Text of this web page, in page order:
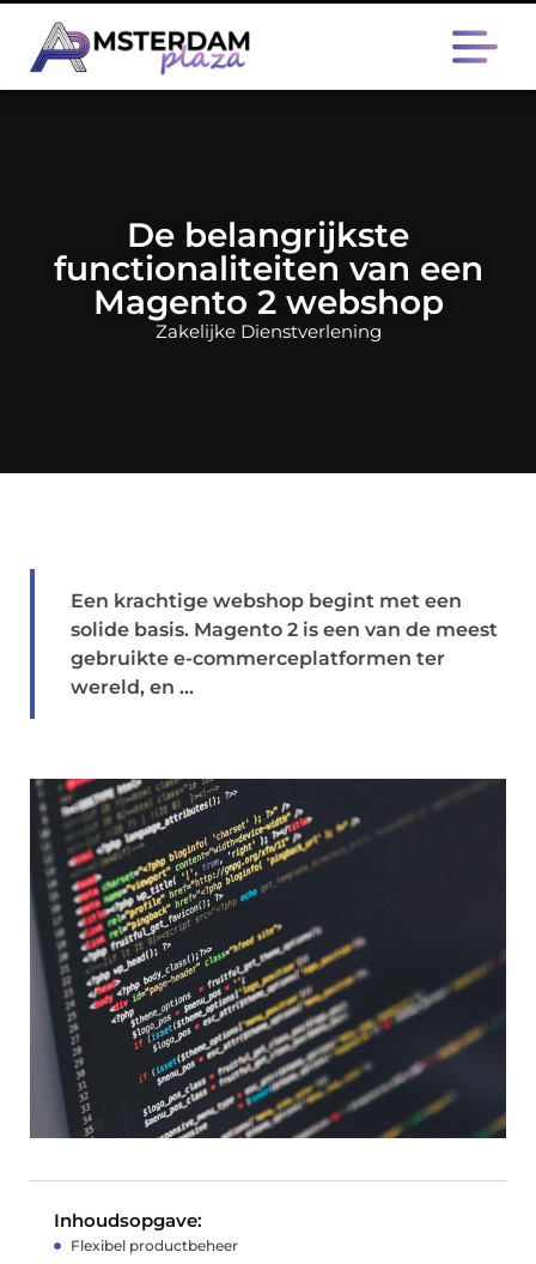
De belangrijkste
functionaliteiten van een
Magento 2 webshop
Zakelijke Dienstverlening
Een krachtige webshop begint met een
solide basis. Magento 2 is een van de meest
gebruikte e-commerceplatformen ter
wereld, en ...
Inhoudsopgave:
Flexibel productbeheer